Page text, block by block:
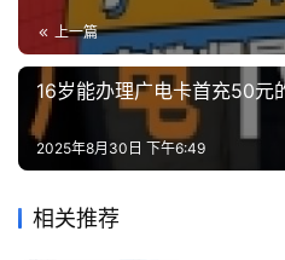
上一篇
16岁能办理广电卡首充50元
2025年8月30日 下午6:49
相关推荐